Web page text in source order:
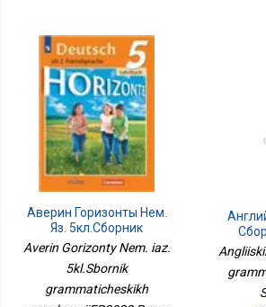
Аверин Горизонты Нем.
Яз. 5кл.Сборник
Грамматических
УпражненийФП2022
Просв.
Averin Gorizonty Nem. iaz.
5kl.Sbornik
grammaticheskikh